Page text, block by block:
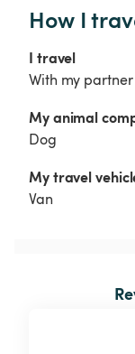
How I
I travel
With my partner
My animal
Dog
My travel
Van